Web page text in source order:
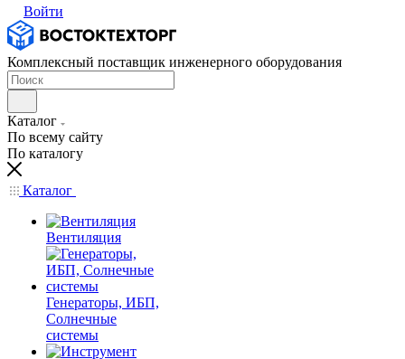
Войти
Комплексный поставщик инженерного оборудования
Каталог
По всему сайту
По каталогу
Каталог
Вентиляция
Генераторы, ИБП,
Солнечные
системы